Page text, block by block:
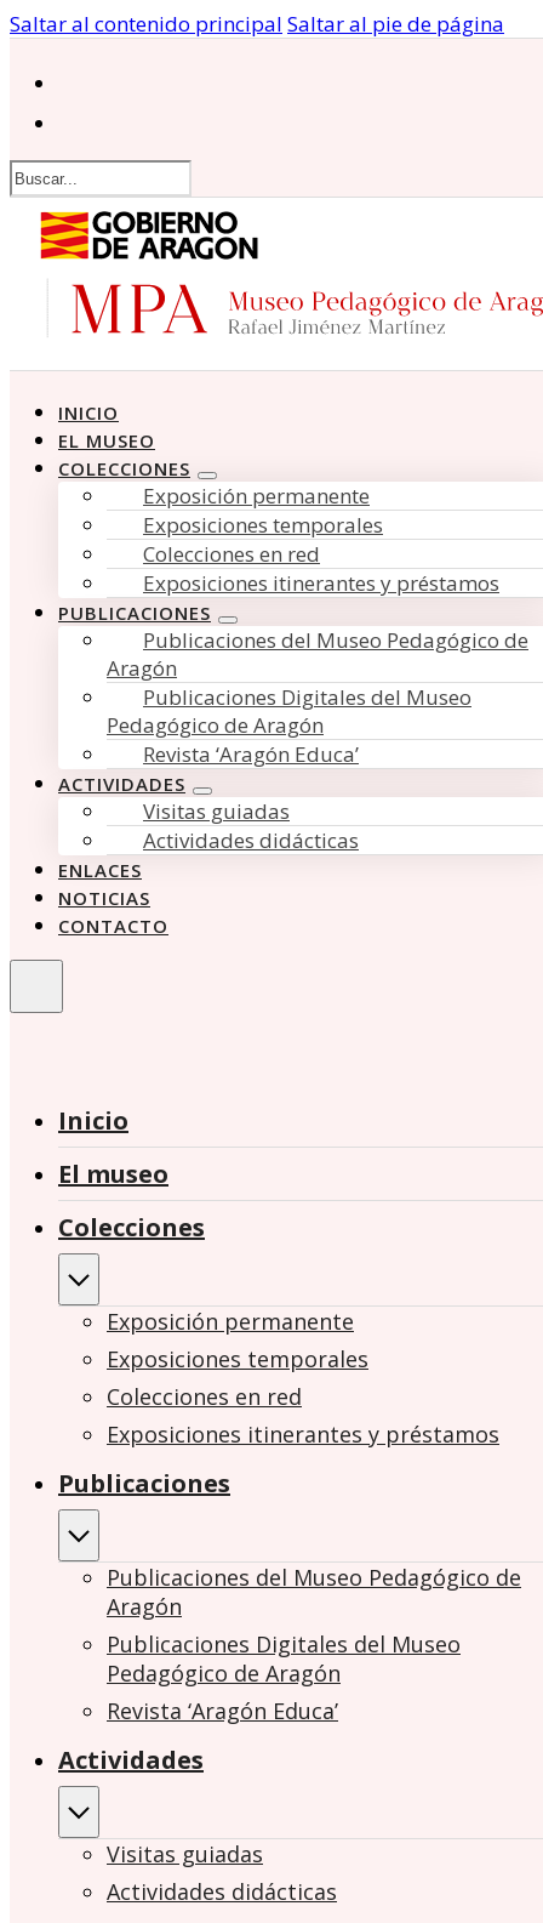
Saltar al contenido principal Saltar al pie de página
Buscar
INICIO
EL MUSEO
COLECCIONES
Exposición permanente
Exposiciones temporales
Colecciones en red
Exposiciones itinerantes y préstamos
PUBLICACIONES
Publicaciones del Museo Pedagógico de
Aragón
Publicaciones Digitales del Museo
Pedagógico de Aragón
Revista ‘Aragón Educa’
ACTIVIDADES
Visitas guiadas
Actividades didácticas
ENLACES
NOTICIAS
CONTACTO
Inicio
El museo
Colecciones
Exposición permanente
Exposiciones temporales
Colecciones en red
Exposiciones itinerantes y préstamos
Publicaciones
Publicaciones del Museo Pedagógico de
Aragón
Publicaciones Digitales del Museo
Pedagógico de Aragón
Revista ‘Aragón Educa’
Actividades
Visitas guiadas
Actividades didácticas